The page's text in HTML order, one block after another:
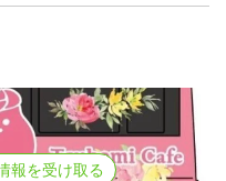
報を受け取る